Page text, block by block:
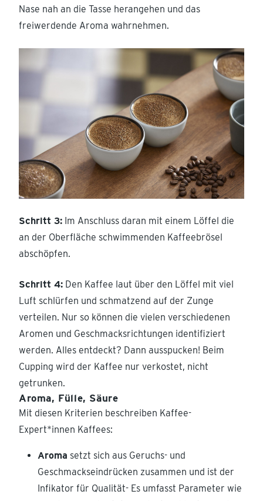
Nase nah an die Tasse herangehen und das
freiwerdende Aroma wahrnehmen.
Schritt 3: Im Anschluss daran mit einem Löffel die
an der Oberfläche schwimmenden Kaffeebrösel
abschöpfen.
Schritt 4: Den Kaffee laut über den Löffel mit viel
Luft schlürfen und schmatzend auf der Zunge
verteilen. Nur so können die vielen verschiedenen
Aromen und Geschmacksrichtungen identifiziert
werden. Alles entdeckt? Dann ausspucken! Beim
Cupping wird der Kaffee nur verkostet, nicht
getrunken.
Aroma, Fülle, Säure
Mit diesen Kriterien beschreiben Kaffee-
Expert*innen Kaffees:
Aroma setzt sich aus Geruchs- und
Geschmackseindrücken zusammen und ist der
Infikator für Qualität- Es umfasst Parameter wie